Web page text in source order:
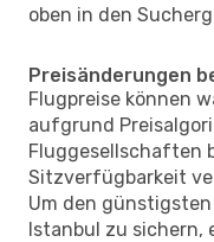
oben in den
Preisänderungen
Flugpreise können
aufgrund
Fluggesellschaften
Sitzverfügbarkeit
Um den
Istanbul zu sichern,